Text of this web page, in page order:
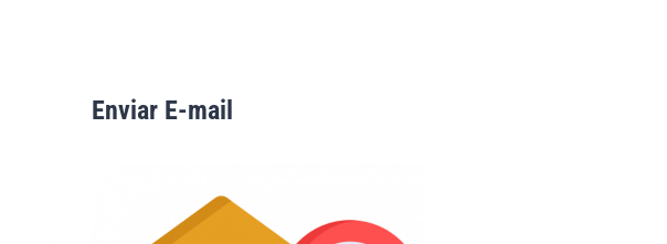
Enviar E-mail